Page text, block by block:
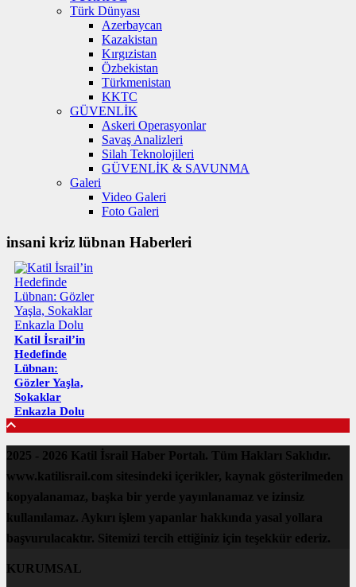
Türk Dünyası
Azerbaycan
Kazakistan
Kırgızistan
Özbekistan
Türkmenistan
KKTC
GÜVENLİK
Askeri Operasyonlar
Savaş Analizleri
Silah Teknolojileri
GÜVENLİK & SAVUNMA
Galeri
Video Galeri
Foto Galeri
insani kriz lübnan Haberleri
Katil İsrail’in
Hedefinde
Lübnan:
Gözler Yaşla,
Sokaklar
Enkazla Dolu
2025 - 2026 Katil İsrail Haber Portalı. Tüm Hakları Saklıdır.
www.katilisrail.com sitesindeki içerikler, kaynak gösterilmeden
kopyalanamaz, başka bir yerde yayınlanamaz ve izinsiz
kullanılamaz. Aykırı işlem yapanlar hakkında yasal yollara
başvurulacaktır. Sitemizi tercih ettiğiniz için teşekkür ederiz.
KURUMSAL